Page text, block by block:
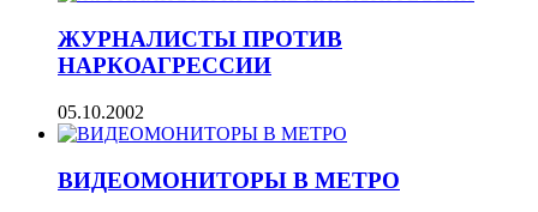
ЖУРНАЛИСТЫ ПРОТИВ
НАРКОАГРЕССИИ
05.10.2002
ВИДЕОМОНИТОРЫ В МЕТРО